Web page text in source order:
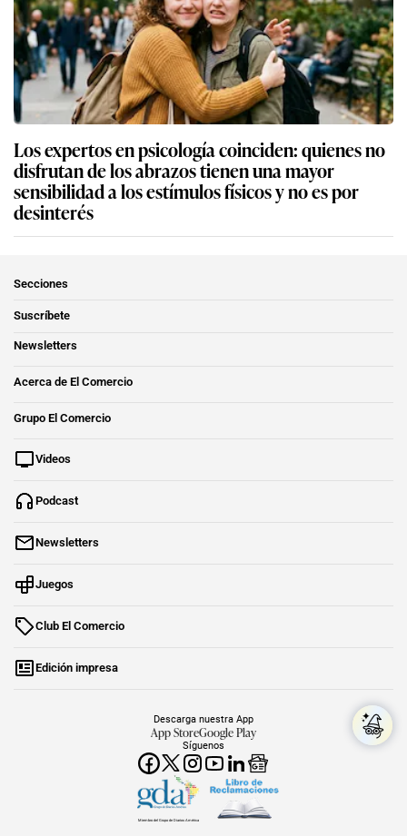
Los expertos en psicología coinciden: quienes no
disfrutan de los abrazos tienen una mayor
sensibilidad a los estímulos físicos y no es por
desinterés
Secciones
Suscríbete
Newsletters
Acerca de El Comercio
Grupo El Comercio
Videos
Podcast
Newsletters
Juegos
Club El Comercio
Edición impresa
Síguenos
Descarga nuestra App
App StoreGoogle Play
Miembro del Grupo de Diarios América